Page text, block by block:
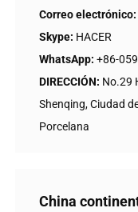
Correo electrónico:
Skype: HACER
WhatsApp: +86-
DIRECCIÓN: No.29
Shenqing, Ciudad
Porcelana
China